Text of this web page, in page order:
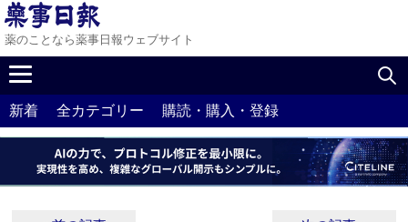
薬のことなら薬事日報ウェブサイト
新着 全カテゴリー 購読・購入・登録